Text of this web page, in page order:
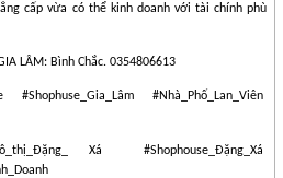
cấp vừa có thể kinh doanh với tài chính phù
LÂM: Bình Chắc. 0354806613
#Shophuse_Gia_Lâm #Nhà_Phố_Lan_Viên
Xá
#Shophouse_Đặng_Xá